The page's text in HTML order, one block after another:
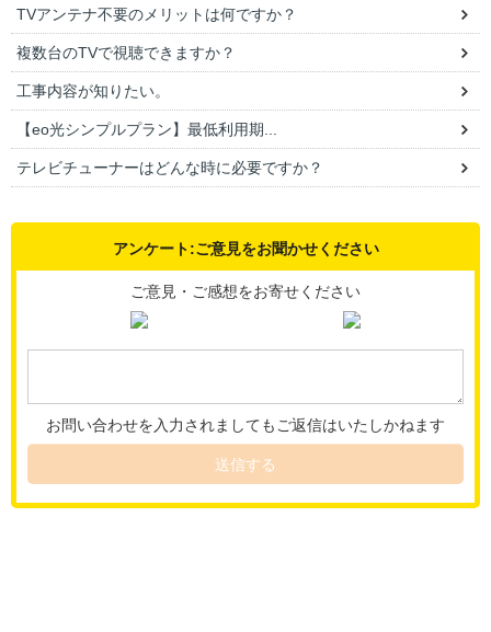
TVアンテナ不要のメリットは何ですか？
複数台のTVで視聴できますか？
工事内容が知りたい。
【eo光シンプルプラン】最低利用期...
テレビチューナーはどんな時に必要ですか？
アンケート:ご意見をお聞かせください
ご意見・ご感想をお寄せください
お問い合わせを入力されましてもご返信はいたしかねます
送信する